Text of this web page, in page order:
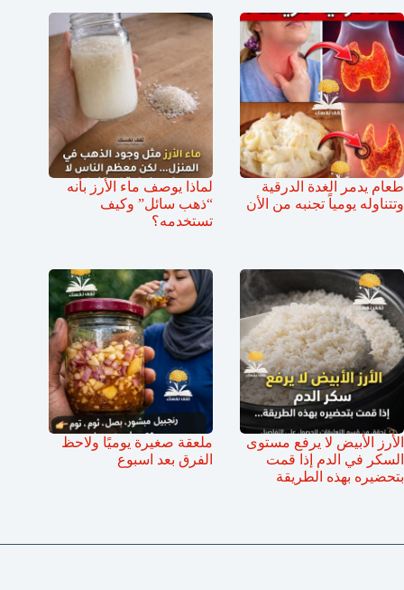
طعام يدمر الغدة الدرقية
وتتناوله يومياً تجنبه من الأن
لماذا يوصف ماء الأرز بأنه
“ذهب سائل” وكيف
تستخدمه؟
الأرز الأبيض لا يرفع مستوى
السكر في الدم إذا قمت
بتحضيره بهذه الطريقة
ملعقة صغيرة يوميًا ولاحظ
الفرق بعد اسبوع